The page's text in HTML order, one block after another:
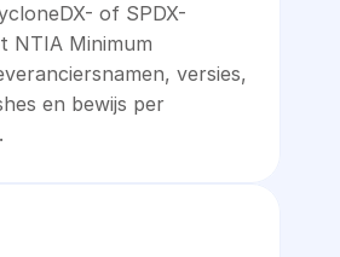
of SPDX-
NTIA Minimum
versies,
en bewijs per